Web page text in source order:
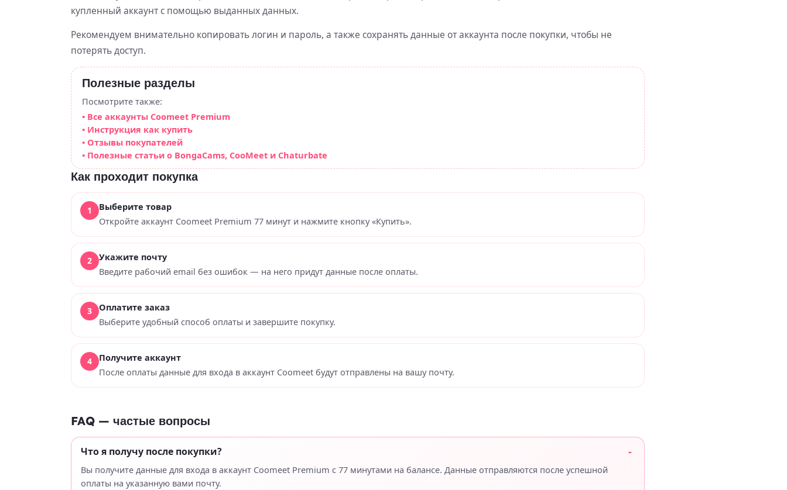
купленный аккаунт с помощью выданных данных.
Рекомендуем внимательно копировать логин и пароль, а также сохранять данные от аккаунта после покупки, чтобы не
потерять доступ.
Полезные разделы
Посмотрите также:
• Все аккаунты Coomeet Premium
• Инструкция как купить
• Отзывы покупателей
• Полезные статьи о BongaCams, CooMeet и Chaturbate
Как проходит покупка
Выберите товар
Откройте аккаунт Coomeet Premium 77 минут и нажмите кнопку «Купить».
Укажите почту
Введите рабочий email без ошибок — на него придут данные после оплаты.
Оплатите заказ
Выберите удобный способ оплаты и завершите покупку.
Получите аккаунт
После оплаты данные для входа в аккаунт Coomeet будут отправлены на вашу почту.
FAQ — частые вопросы
Что я получу после покупки?
Вы получите данные для входа в аккаунт Coomeet Premium с 77 минутами на балансе. Данные отправляются после успешной
оплаты на указанную вами почту.